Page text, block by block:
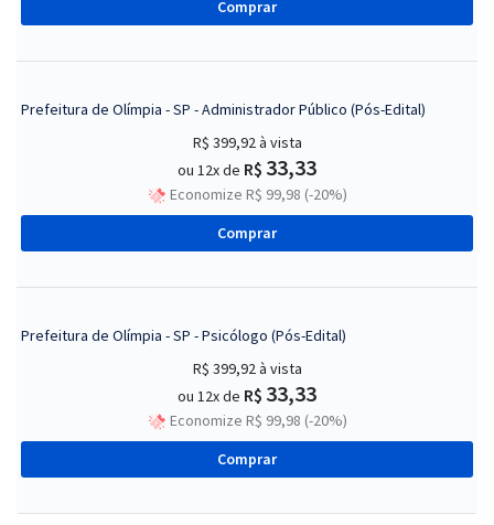
Comprar
Prefeitura de Olímpia - SP - Administrador Público (Pós-Edital)
R$ 399,92à vista
ou 12x de R$ 33,33
Economize R$ 99,98 (-20%)
Comprar
Prefeitura de Olímpia - SP - Psicólogo (Pós-Edital)
R$ 399,92à vista
ou 12x de R$ 33,33
Economize R$ 99,98 (-20%)
Comprar